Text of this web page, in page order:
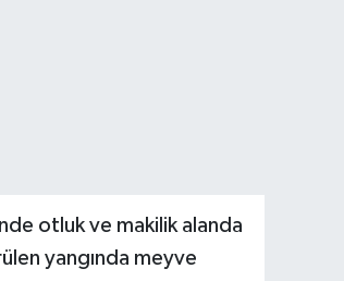
otluk ve makilik alanda
yangında meyve